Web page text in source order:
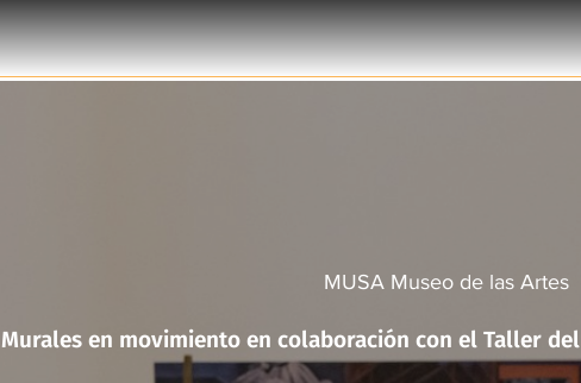
MUSA Museo de las Artes